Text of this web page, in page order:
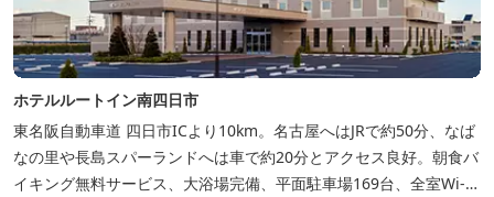
ホテルルートイン南四日市
東名阪自動車道 四日市ICより10km。名古屋へはJRで約50分、なば
なの里や長島スパーランドへは車で約20分とアクセス良好。朝食バ
イキング無料サービス、大浴場完備、平面駐車場169台、全室Wi-Fi